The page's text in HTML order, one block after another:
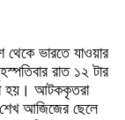
থেকে ভারতে যাওয়ার
রাত ১২ টার
হয়। আটককৃতরা
শেখ আজিজের ছেলে